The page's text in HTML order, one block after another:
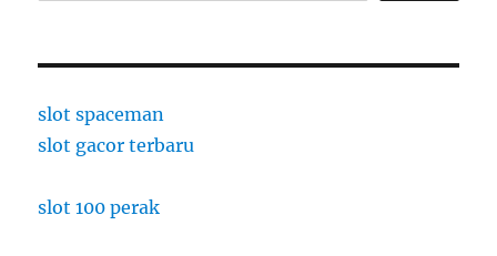
slot spaceman
slot gacor terbaru
slot 100 perak